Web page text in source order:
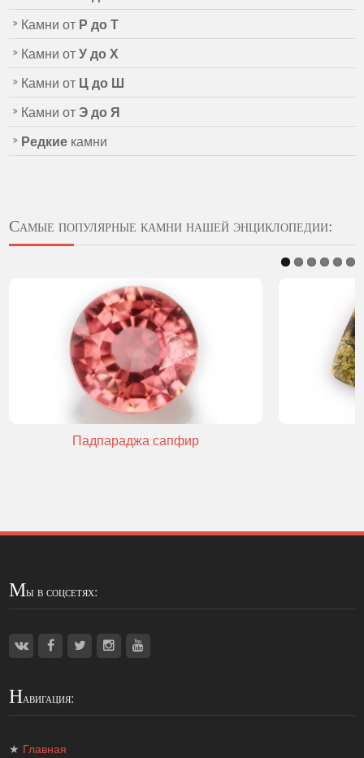
Камни от Р до Т
Камни отУ до Х
Камни от Ц до Ш
Камни отЭ до Я
Редкие камни
Самые популярные камни нашей энциклопедии:
Падпараджа сапфир
Мы в соцсетях:
Навигация:
★ Главная